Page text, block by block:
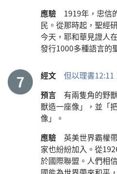
應驗 1919年，忠信
民。從那時起，聖經
今天，耶和華見證人
發行1000多種語言的
經文 但以理書12:11
預言 有兩隻角的野
獸造一座像」，並「
像」。
應驗 英美世界霸權
家也紛紛加入。從
於國際聯盟。人們相